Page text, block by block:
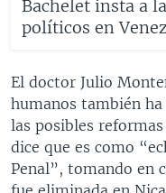
Bachelet insta a
políticos en
El doctor Julio
humanos también
las posibles
dice que es como
Penal”, tomando en